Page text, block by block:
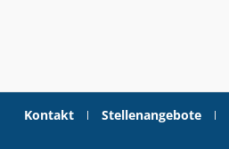
Kontakt Stellenangebote